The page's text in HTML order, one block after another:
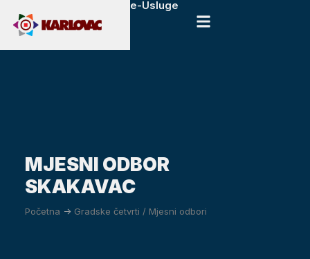
e-Usluge
MJESNI ODBOR
SKAKAVAC
Početna -> Gradske četvrti / Mjesni odbori